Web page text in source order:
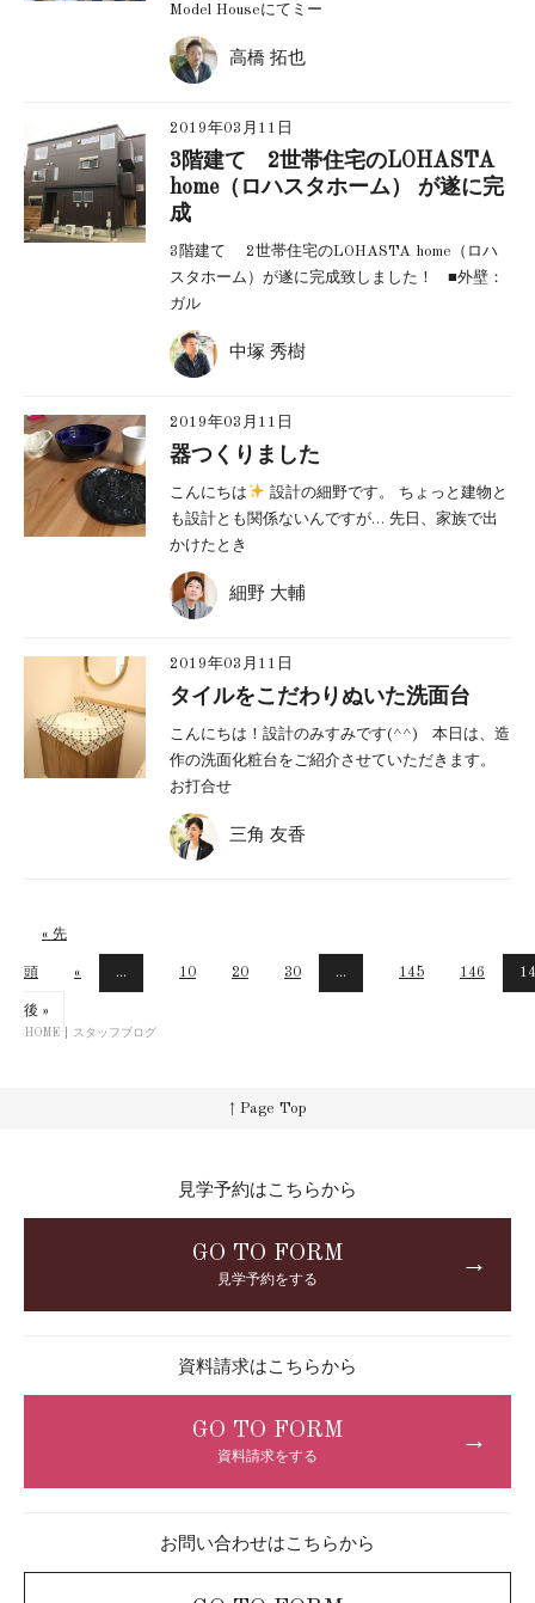
Model Houseにてミー
高橋 拓也
2019年03月11日
3階建て 2世帯住宅のLOHASTA
home（ロハスタホーム） が遂に完
成
3階建て 2世帯住宅のLOHASTA home（ロハ
スタホーム）が遂に完成致しました！ ■外壁：
ガル
中塚 秀樹
2019年03月11日
器つくりました
こんにちは
設計の細野です。 ちょっと建物と
も設計とも関係ないんですが… 先日、家族で出
かけたとき
細野 大輔
2019年03月11日
タイルをこだわりぬいた洗面台
こんにちは！設計のみすみです(^^) 本日は、造
作の洗面化粧台をご紹介させていただきます。
お打合せ
三角 友香
« 先
頭 « ... 10 20 30 ... 145 146
後 »
HOME スタッフブログ
↑ Page Top
見学予約はこちらから
GO TO FORM
見学予約をする
→
資料請求はこちらから
GO TO FORM
資料請求をする
→
お問い合わせはこちらから